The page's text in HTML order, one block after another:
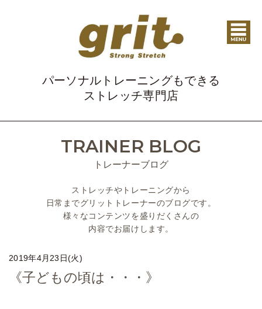
パーソナルトレーニングもできる
ストレッチ専門店
TRAINER BLOG
トレーナーブログ
ストレッチやトレーニングから
日常までグリットトレーナーのブログです。
様々なコンテンツを盛りだくさんの
内容でお届けします。
2019年4月23日(火)
《子どもの頃は・・・》